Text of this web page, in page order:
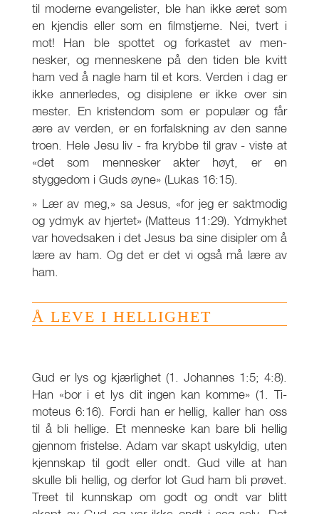
til moderne evangelister, ble han ikke æret som
en kjendis eller som en filmstjerne. Nei, tvert i
mot! Han ble spottet og forkastet av men-
nesker, og menneskene på den tiden ble kvitt
ham ved å nagle ham til et kors. Verden i dag er
ikke annerledes, og disiplene er ikke over sin
mester. En kristendom som er populær og får
ære av verden, er en forfalskning av den sanne
troen. Hele Jesu liv - fra krybbe til grav - viste at
«det som mennesker akter høyt, er en
styggedom i Guds øyne» (Lukas 16:15).
» Lær av meg,» sa Jesus, «for jeg er saktmodig
og ydmyk av hjertet» (Matteus 11:29). Ydmykhet
var hovedsaken i det Jesus ba sine disipler om å
lære av ham. Og det er det vi også må lære av
ham.
Å LEVE I HELLIGHET
Gud er lys og kjærlighet (1. Johannes 1:5; 4:8).
Han «bor i et lys dit ingen kan komme» (1. Ti-
moteus 6:16). Fordi han er hellig, kaller han oss
til å bli hellige. Et menneske kan bare bli hellig
gjennom fristelse. Adam var skapt uskyldig, uten
kjennskap til godt eller ondt. Gud ville at han
skulle bli hellig, og derfor lot Gud ham bli prøvet.
Treet til kunnskap om godt og ondt var blitt